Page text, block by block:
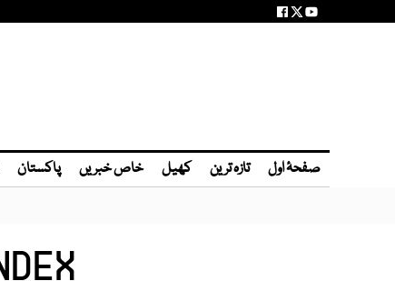
صفحۂ اول تازہ ترین کھیل خاص خبریں پاکستان